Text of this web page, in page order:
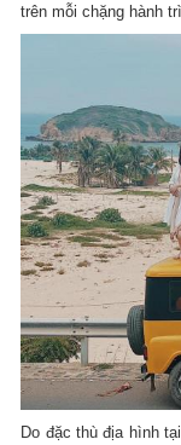
trên mỗi chặng hành
Do đặc thù địa hình